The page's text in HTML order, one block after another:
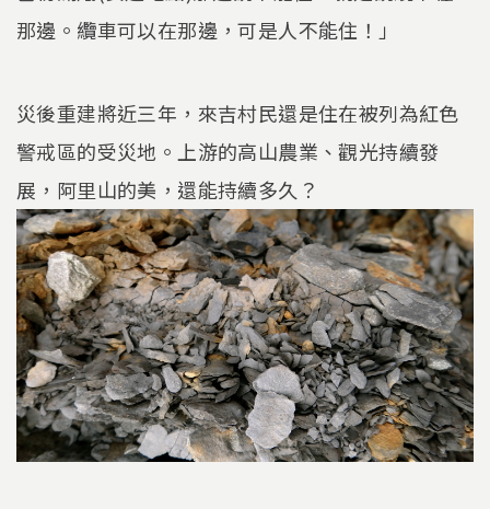
那邊。纜車可以在那邊，可是人不能住！」
災後重建將近三年，來吉村民還是住在被列為紅色
警戒區的受災地。上游的高山農業、觀光持續發
展，阿里山的美，還能持續多久？